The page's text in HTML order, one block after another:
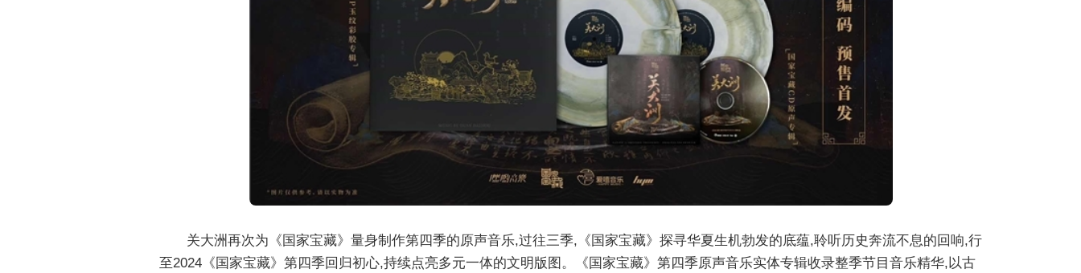
关大洲再次为《国家宝藏》量身制作第四季的原声音乐,过往三季,《国家宝藏》探寻华夏生机勃发的底蕴,聆听历史奔流不息的回响,行
至2024《国家宝藏》第四季回归初心,持续点亮多元一体的文明版图。《国家宝藏》第四季原声音乐实体专辑收录整季节目音乐精华,以古